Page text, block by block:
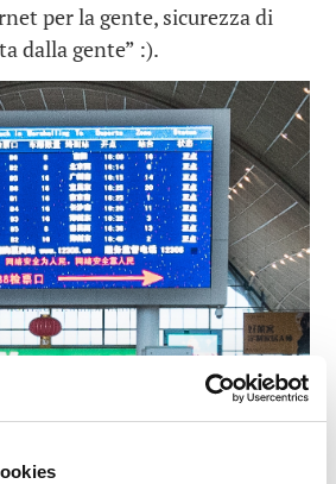
per la gente, sicurezza di
dalla gente” :).
sub-provinciale” :).